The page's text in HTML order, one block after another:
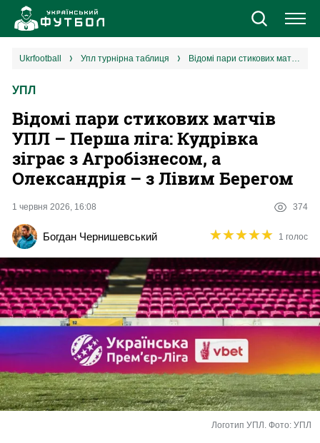
Новини
Єврокубки
УПЛ
2 ліга
Різне
Букмекери
Казино
ukrfootball упл турнірна таблиця Відомі пари стикових матчів УПЛ – Перша ліга: Кудрівка зіграє з Агробізнесом, а Олександрія – з Лівим Берегом
УПЛ
Відомі пари стикових матчів
УПЛ – Перша ліга: Кудрівка
зіграє з Агробізнесом, а
Олександрія – з Лівим Берегом
1 червня 2026, 16:08 374
Богдан Чернишевський ★★★★★
★★★★★ 1 голос
Логотип УПЛ. Фото: УПЛ